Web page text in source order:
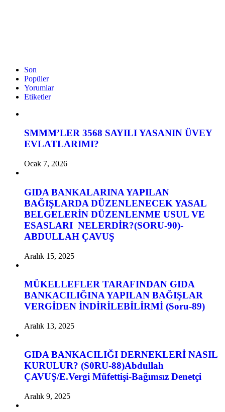
Son
Popüler
Yorumlar
Etiketler
SMMM’LER 3568 SAYILI YASANIN ÜVEY
EVLATLARIMI?
Ocak 7, 2026
GIDA BANKALARINA YAPILAN
BAĞIŞLARDA DÜZENLENECEK YASAL
BELGELERİN DÜZENLENME USUL VE
ESASLARI NELERDİR?(SORU-90)-
ABDULLAH ÇAVUŞ
Aralık 15, 2025
MÜKELLEFLER TARAFINDAN GIDA
BANKACILIĞINA YAPILAN BAĞIŞLAR
VERGİDEN İNDİRİLEBİLİRMİ (Soru-89)
Aralık 13, 2025
GIDA BANKACILIĞI DERNEKLERİ NASIL
KURULUR? (S0RU-88)Abdullah
ÇAVUŞ/E.Vergi Müfettişi-Bağımsız Denetçi
Aralık 9, 2025